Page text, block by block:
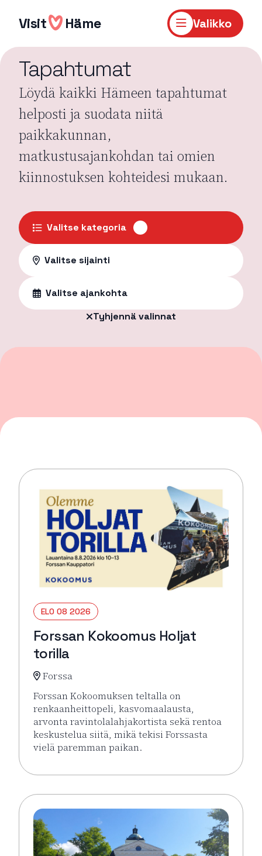
sisältöön
Visit Häme Valikko
Tapahtumat
Löydä kaikki Hämeen tapahtumat
helposti ja suodata niitä
paikkakunnan,
matkustusajankohdan tai omien
kiinnostuksen kohteidesi mukaan.
Valitse kategoria
Valitse sijainti
Valitse ajankohta
Tyhjennä valinnat
ELO 08 2026
Forssan Kokoomus Holjat
torilla
Forssa
Forssan Kokoomuksen teltalla on
renkaanheittopeli, kasvomaalausta,
arvonta ravintolalahjakortista sekä rentoa
keskustelua siitä, mikä tekisi Forssasta
vielä paremman paikan.
Lue lisää tapahtumasta Forssan Kokoomus Holjat